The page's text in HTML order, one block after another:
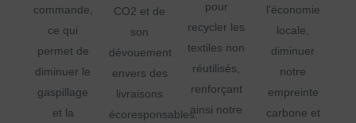
commande,
ce qui
permet de
diminuer le
gaspillage
et la
CO2 et de
son
dévouement
envers des
livraisons
écoresponsables.
pour
recycler les
textiles non
réutilisés,
renforçant
ainsi notre
l'économie
locale,
diminuer
notre
empreinte
carbone et